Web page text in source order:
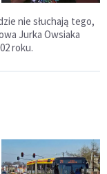
nie słuchają tego,
Jurka Owsiaka
roku.